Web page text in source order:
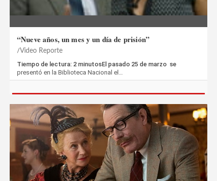
“Nueve años, un mes y un día de prisión”
Video Reporte
Tiempo de lectura: 2 minutosEl pasado 25 de marzo se
presentó en la Biblioteca Nacional el…